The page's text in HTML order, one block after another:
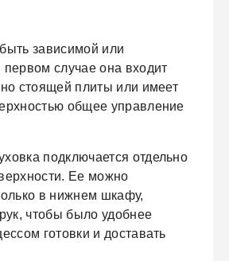
зависимой или
случае она входит
стоящей плиты или имеет
общее управление
подключается отдельно
Ее можно
в нижнем шкафу,
чтобы было удобнее
готовки и доставать